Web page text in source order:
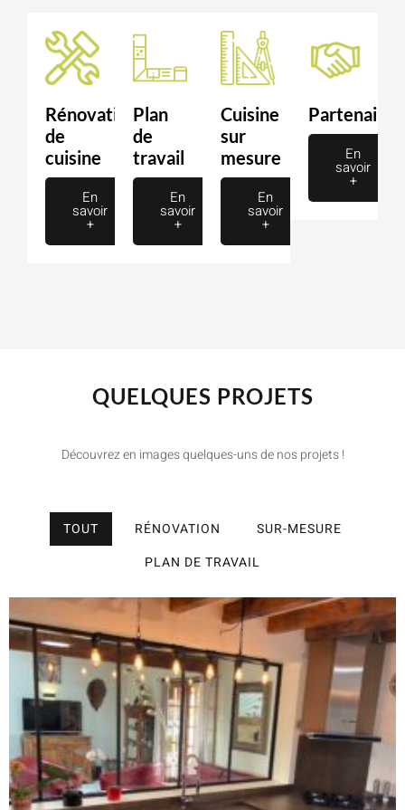
Rénovation
de
cuisine
En
savoir
+
Plan
de
travail
En
savoir
+
Cuisine
sur
mesure
En
savoir
+
Partenaire
En
savoir
+
QUELQUES PROJETS
Découvrez en images quelques-uns de nos projets !
TOUT RÉNOVATION
SUR-MESURE
PLAN DE TRAVAIL